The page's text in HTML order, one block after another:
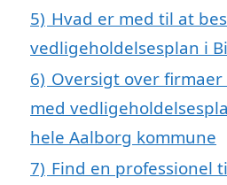
5) Hvad er med til at
vedligeholdelsesplan i
6) Oversigt over
med
hele Aalborg kommune
7) Find en professionel